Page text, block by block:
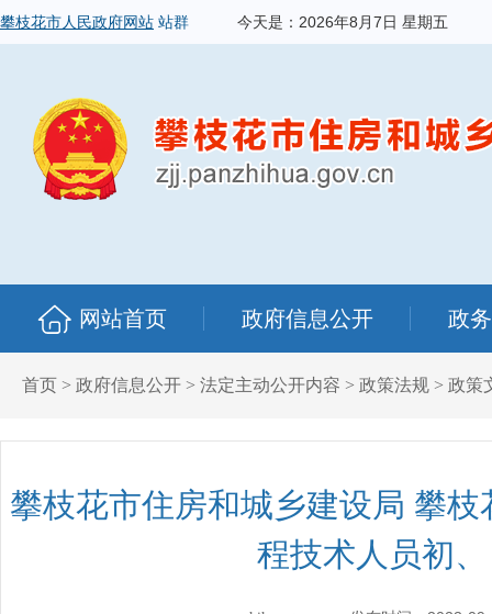
攀枝花市人民政府网站 站群 今天是： 2026年8月7日 星期五
网站首页 政府信息公开 政
首页 > 政府信息公开 > 法定主动公开内容 > 政策法规 > 政策
攀枝花市住房和城乡建设局 攀
程技术人员初